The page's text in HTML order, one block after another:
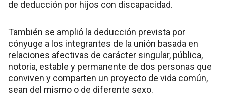
de deducción por hijos con discapacidad.
También se amplió la deducción prevista por
cónyuge a los integrantes de la unión basada en
relaciones afectivas de carácter singular, pública,
notoria, estable y permanente de dos personas que
conviven y comparten un proyecto de vida común,
sean del mismo o de diferente sexo.